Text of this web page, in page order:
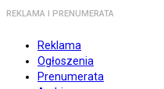
REKLAMA I PRENUMERATA
Reklama
Ogłoszenia
Prenumerata